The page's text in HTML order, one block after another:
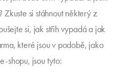
si stáhnout některý z
si, jak střih vypadá a jak
které jsou v podobě, jako
shopu, jsou tyto: